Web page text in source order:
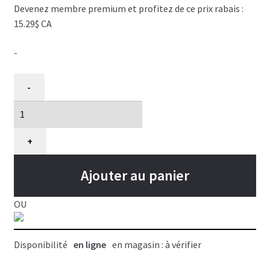
Devenez membre premium et profitez de ce prix rabais :
15.29$ CA
-
Bio-
Kuddly
Kitty,
chaton
sans
larmes
236ml
-
+
Ajouter au panier
OU
Disponibilité en ligne en magasin : à vérifier